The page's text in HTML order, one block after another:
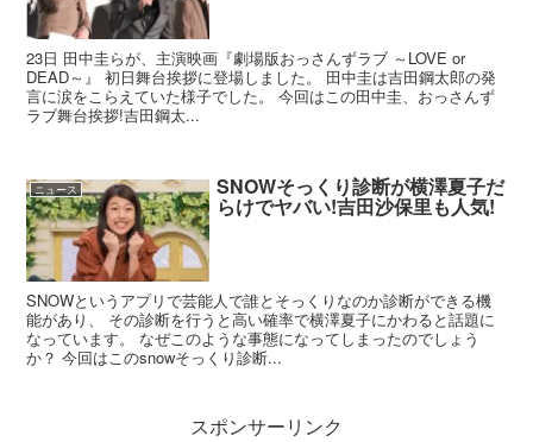
23日 田中圭らが、主演映画『劇場版おっさんずラブ ～LOVE or
DEAD～』 初日舞台挨拶に登場しました。 田中圭は吉田鋼太郎の発
言に涙をこらえていた様子でした。 今回はこの田中圭、おっさんず
ラブ舞台挨拶!吉田鋼太...
ニュース SNOWそっくり診断が横澤夏子だ
らけでヤバい!吉田沙保里も人気!
SNOWというアプリで芸能人で誰とそっくりなのか診断ができる機
能があり、 その診断を行うと高い確率で横澤夏子にかわると話題に
なっています。 なぜこのような事態になってしまったのでしょう
か？ 今回はこのsnowそっくり診断...
スポンサーリンク